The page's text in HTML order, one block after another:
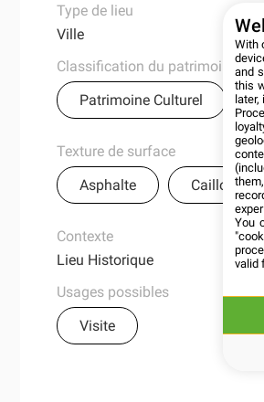
Type de lieu
Ville
Classification du patrimoine
Patrimoine Culturel
Texture de surface
Asphalte
Caillouteux
Contexte
Lieu Historique
Usages possibles
Visite
With
and
this
later,
You
valid